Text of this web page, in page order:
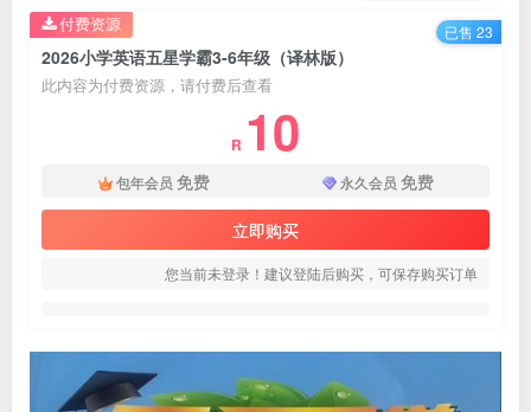
2026小学英语五星学霸3-6年级（译林版）
此内容为付费资源，请付费后查看
R 10
包年会员 免费 永久会员 免费
立即购买
您当前未登录！建议登陆后购买，可保存购买订单
付费资源 已售 23